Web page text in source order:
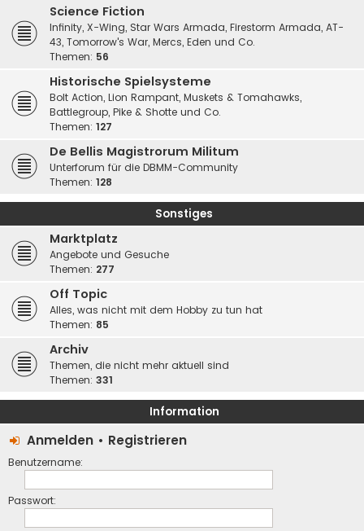
Science Fiction
Infinity, X-Wing, Star Wars Armada, Firestorm Armada, AT-
43, Tomorrow's War, Mercs, Eden und Co.
Themen: 56
Historische Spielsysteme
Bolt Action, Lion Rampant, Muskets & Tomahawks,
Battlegroup, Pike & Shotte und Co.
Themen: 127
De Bellis Magistrorum Militum
Unterforum für die DBMM-Community
Themen: 128
Sonstiges
Marktplatz
Angebote und Gesuche
Themen: 277
Off Topic
Alles, was nicht mit dem Hobby zu tun hat
Themen: 85
Archiv
Themen, die nicht mehr aktuell sind
Themen: 331
Information
Anmelden • Registrieren
Benutzername:
Passwort: